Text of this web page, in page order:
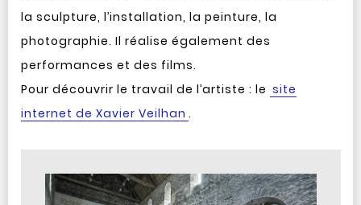
la sculpture, l’installation, la peinture, la
photographie. Il réalise également des
performances et des films.
Pour découvrir le travail de l’artiste : le site
internet de Xavier Veilhan .